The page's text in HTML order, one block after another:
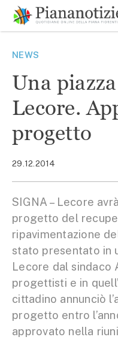
contenuto
SEARCH
NEWS
Una
Lecore.
progetto
29.12.2014
SIGNA – Lecore
progetto del
ripavimentazione
stato presentato in
Lecore dal sindaco
progettisti e in
cittadino annunciò
progetto entro
approvato nella